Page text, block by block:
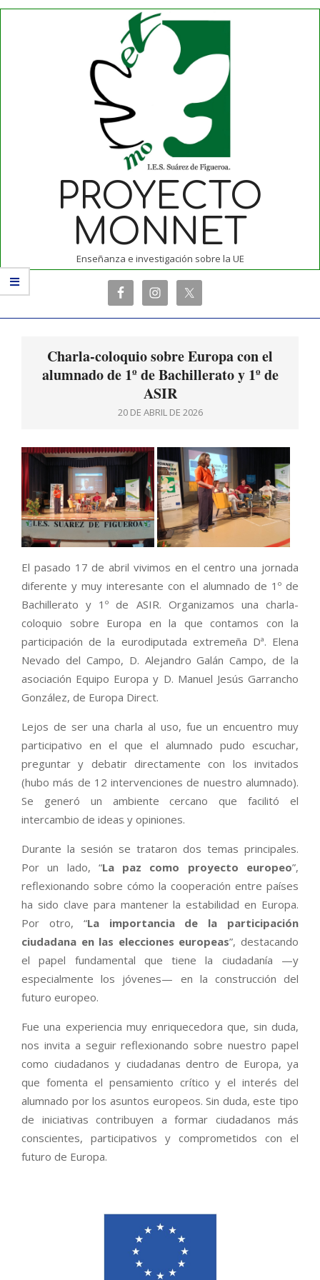
Skip
PROYECTO
MONNET
Enseñanza e investigación sobre la UE
Primary
Navigation
Menu
Charla-coloquio sobre Europa con el
alumnado de 1º de Bachillerato y 1º de
ASIR
20 DE ABRIL DE 2026
El pasado 17 de abril vivimos en el centro una jornada
diferente y muy interesante con el alumnado de 1º de
Bachillerato y 1º de ASIR. Organizamos una charla-
coloquio sobre Europa en la que contamos con la
participación de la eurodiputada extremeña Dª. Elena
Nevado del Campo, D. Alejandro Galán Campo, de la
asociación Equipo Europa y D. Manuel Jesús Garrancho
González, de Europa Direct.
Lejos de ser una charla al uso, fue un encuentro muy
participativo en el que el alumnado pudo escuchar,
preguntar y debatir directamente con los invitados
(hubo más de 12 intervenciones de nuestro alumnado).
Se generó un ambiente cercano que facilitó el
intercambio de ideas y opiniones.
Durante la sesión se trataron dos temas principales.
Por un lado, “La paz como proyecto europeo”,
reflexionando sobre cómo la cooperación entre países
ha sido clave para mantener la estabilidad en Europa.
Por otro, “La importancia de la participación
ciudadana en las elecciones europeas”, destacando
el papel fundamental que tiene la ciudadanía —y
especialmente los jóvenes— en la construcción del
futuro europeo.
Fue una experiencia muy enriquecedora que, sin duda,
nos invita a seguir reflexionando sobre nuestro papel
como ciudadanos y ciudadanas dentro de Europa, ya
que fomenta el pensamiento crítico y el interés del
alumnado por los asuntos europeos. Sin duda, este tipo
de iniciativas contribuyen a formar ciudadanos más
conscientes, participativos y comprometidos con el
futuro de Europa.